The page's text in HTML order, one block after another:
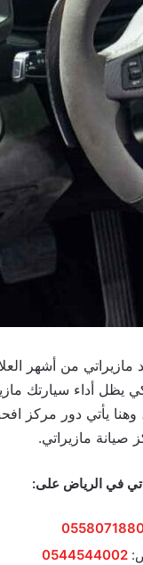
من أشهر
ولكي يظل أداء سيارتك
وهنا يأتي دور مركز
صيانة مازيراتي.
في الرياض على:
0544544002